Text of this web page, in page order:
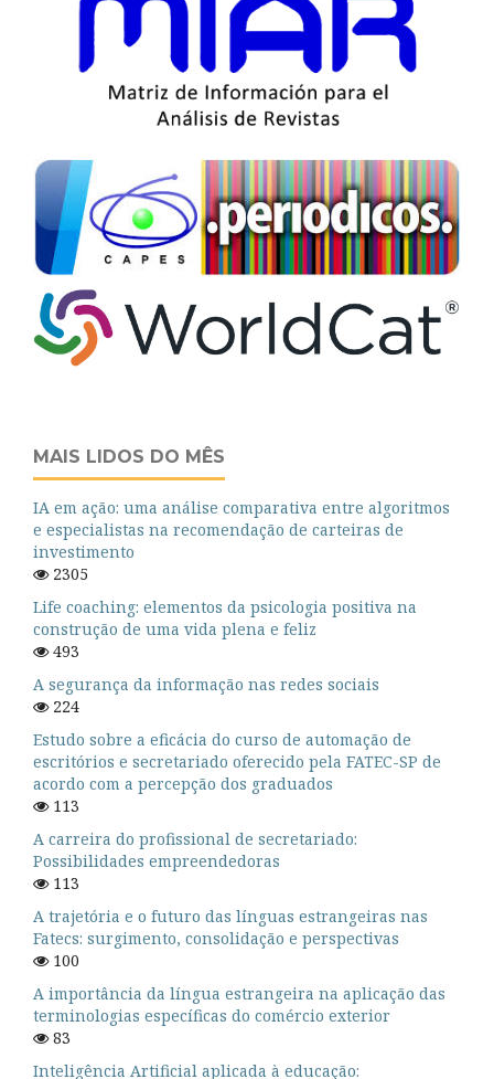
MAIS LIDOS DO MÊS
IA em ação: uma análise comparativa entre algoritmos
e especialistas na recomendação de carteiras de
investimento
2305
Life coaching: elementos da psicologia positiva na
construção de uma vida plena e feliz
493
A segurança da informação nas redes sociais
224
Estudo sobre a eficácia do curso de automação de
escritórios e secretariado oferecido pela FATEC-SP de
acordo com a percepção dos graduados
113
A carreira do profissional de secretariado:
Possibilidades empreendedoras
113
A trajetória e o futuro das línguas estrangeiras nas
Fatecs: surgimento, consolidação e perspectivas
100
A importância da língua estrangeira na aplicação das
terminologias específicas do comércio exterior
83
Inteligência Artificial aplicada à educação: